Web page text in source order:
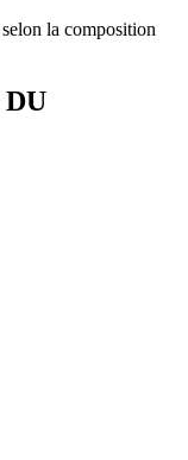
la composition